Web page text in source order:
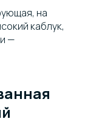
на
каблук,
—